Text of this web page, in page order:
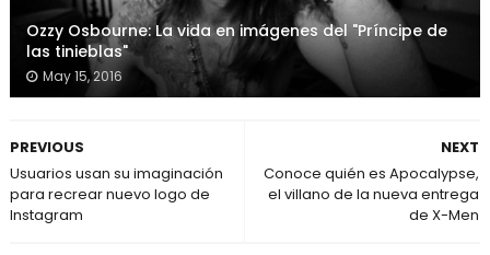
Ozzy Osbourne: La vida en imágenes del "Príncipe de
las tinieblas"
May 15, 2016
NEXT
Conoce quién es Apocalypse,
el villano de la nueva entrega
de X-Men
PREVIOUS
Usuarios usan su imaginación
para recrear nuevo logo de
Instagram